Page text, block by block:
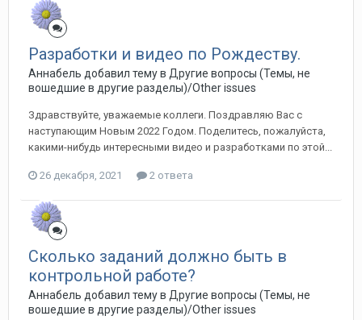
Разработки и видео по Рождеству.
Аннабель добавил тему в Другие вопросы (Темы, не
вошедшие в другие разделы)/Other issues
Здравствуйте, уважаемые коллеги. Поздравляю Вас с
наступающим Новым 2022 Годом. Поделитесь, пожалуйста,
какими-нибудь интересными видео и разработками по этой...
26 декабря, 2021 2 ответа
Сколько заданий должно быть в
контрольной работе?
Аннабель добавил тему в Другие вопросы (Темы, не
вошедшие в другие разделы)/Other issues